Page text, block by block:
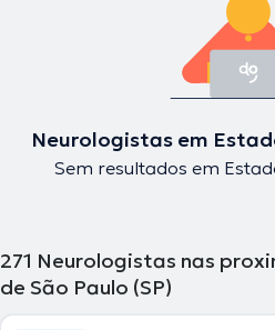
Neurologistas em
Sem resultados em
271 Neurologistas nas
de São Paulo (SP)